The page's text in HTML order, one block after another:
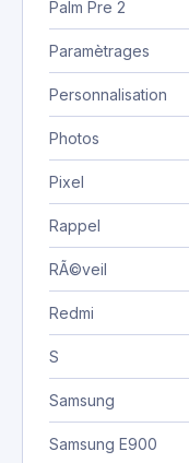
Palm Pre 2
Paramètrages
Personnalisation
Photos
Pixel
Rappel
RÃ©veil
Redmi
S
Samsung
Samsung E900